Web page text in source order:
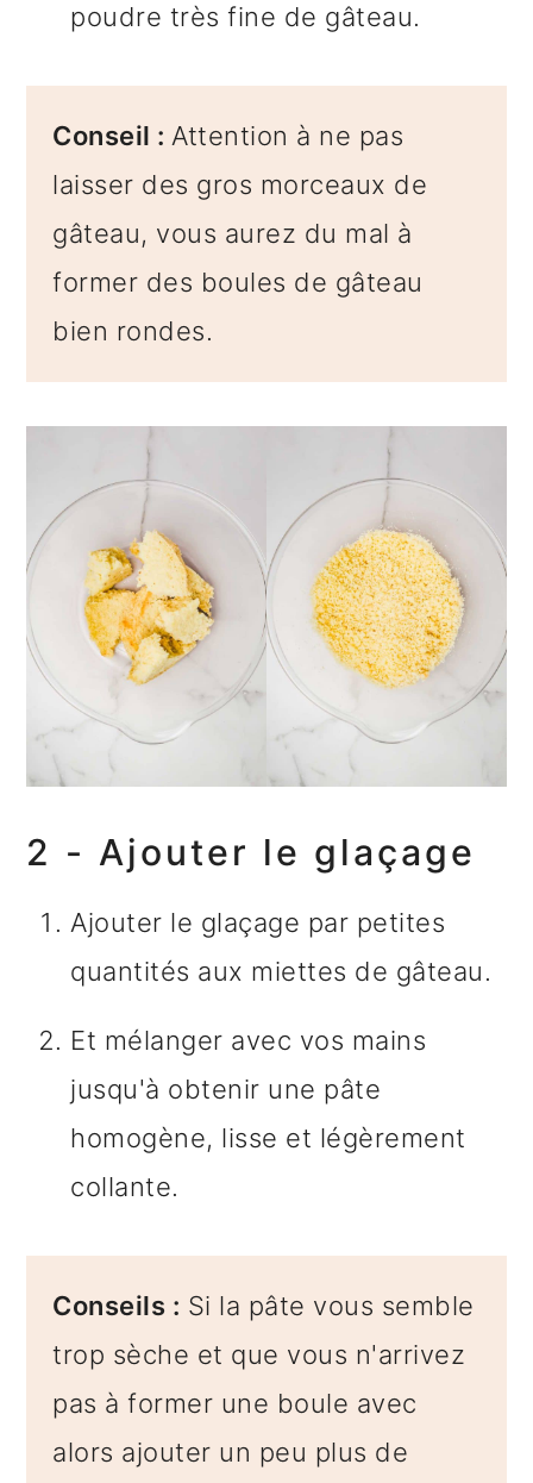
poudre très fine de gâteau.
Conseil :Attention à ne pas
laisser des gros morceaux de
gâteau, vous aurez du mal à
former des boules de gâteau
bien rondes.
2 - Ajouter le glaçage
Ajouter le glaçage par petites
quantités aux miettes de gâteau.
Et mélanger avec vos mains
jusqu'à obtenir une pâte
homogène, lisse et légèrement
collante.
Conseils : Si la pâte vous semble
trop sèche et que vous n'arrivez
pas à former une boule avec
alors ajouter un peu plus de